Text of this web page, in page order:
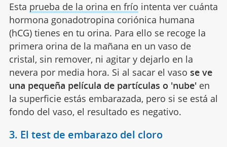
Esta prueba de la orina en frío intenta ver cuánta
hormona gonadotropina coriónica humana
(hCG) tienes en tu orina. Para ello se recoge la
primera orina de la mañana en un vaso de
cristal, sin remover, ni agitar y dejarlo en la
nevera por media hora. Si al sacar el vaso se ve
una pequeña película de partículas o 'nube'en
la superficie estás embarazada, pero si se está al
fondo del vaso, el resultado es negativo.
3. El test de embarazo del cloro